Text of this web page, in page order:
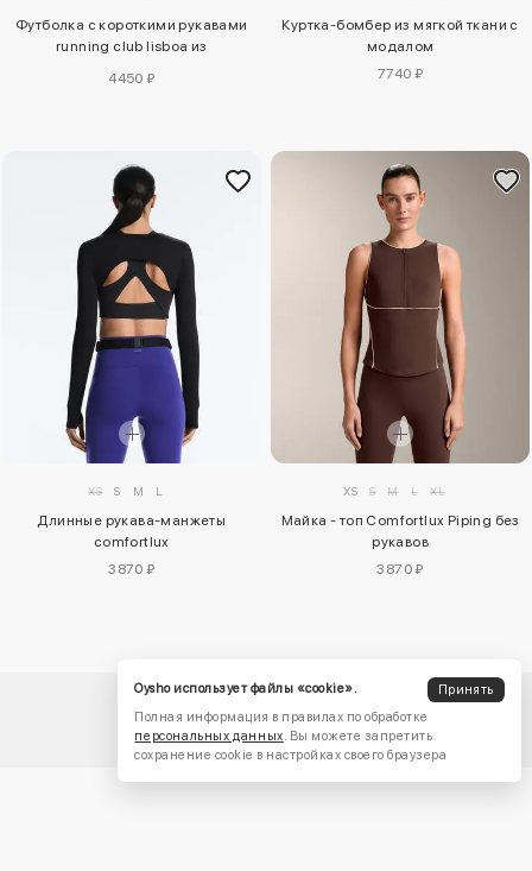
Футболка с короткими рукавами
running club lisboa из
4450 ₽
Куртка-бомбер из мягкой ткани с
модалом
7740 ₽
XS S M L
Длинные рукава-манжеты
comfortlux
3870 ₽
XS S M L XL
Майка - топ Comfortlux Piping без
рукавов
3870 ₽
Oysho использует файлы «cookie».
Принять
Полная информация в правилах по обработке
персональных данных . Вы можете запретить
сохранение cookie в настройках своего браузера